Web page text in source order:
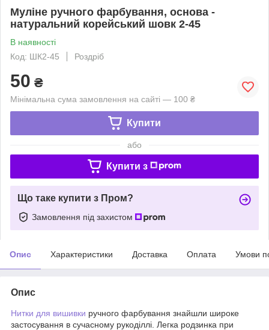
Муліне ручного фарбування, основа -
натуральний корейський шовк 2-45
В наявності
Код: ШК2-45
Роздріб
50 ₴
Мінімальна сума замовлення на сайті — 100 ₴
Купити
або
Купити з
Що таке купити з Пром?
Замовлення під захистом
Опис Характеристики Доставка Оплата Умови
Опис
Нитки для вишивки ручного фарбування знайшли широке
застосування в сучасному рукоділлі. Легка родзинка при